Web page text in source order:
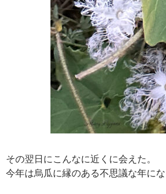
その翌日にこんなに近くに会えた。
今年は烏瓜に縁のある不思議な年にな